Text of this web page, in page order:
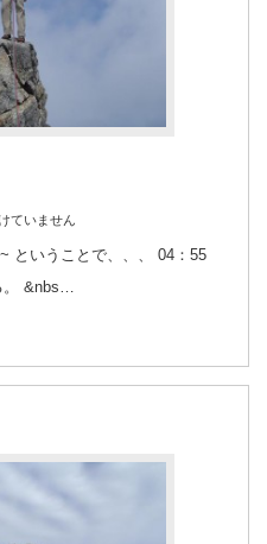
ていません
ということで、、、 04：55
&nbs…